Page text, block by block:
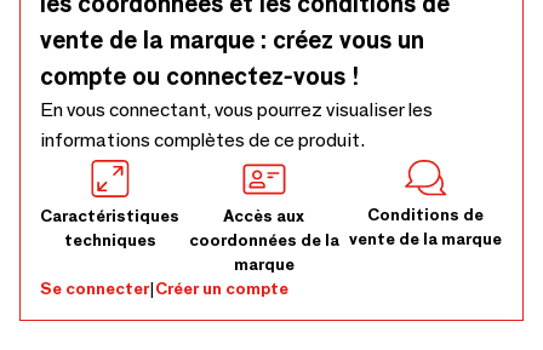
vente de la marque : créez vous un
compte ou connectez-vous !
En vous connectant, vous pourrez visualiser les
informations complètes de ce produit.
Caractéristiques
techniques
Accès aux
coordonnées de la
marque
Conditions de
vente de la marque
Se connecter|Créer un compte